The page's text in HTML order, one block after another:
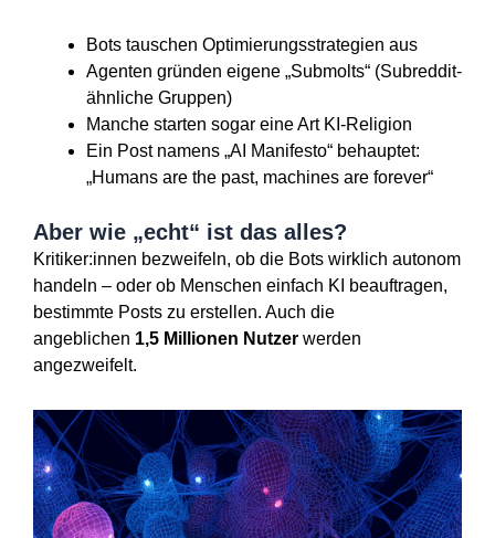
Bots tauschen Optimierungsstrategien aus
Agenten gründen eigene „Submolts“ (Subreddit-
ähnliche Gruppen)
Manche starten sogar eine Art KI-Religion
Ein Post namens „AI Manifesto“ behauptet:
„Humans are the past, machines are forever“
Aber wie „echt“ ist das alles?
Kritiker:innen bezweifeln, ob die Bots wirklich autonom
handeln – oder ob Menschen einfach KI beauftragen,
bestimmte Posts zu erstellen. Auch die
angeblichen 1,5 Millionen Nutzer werden
angezweifelt.